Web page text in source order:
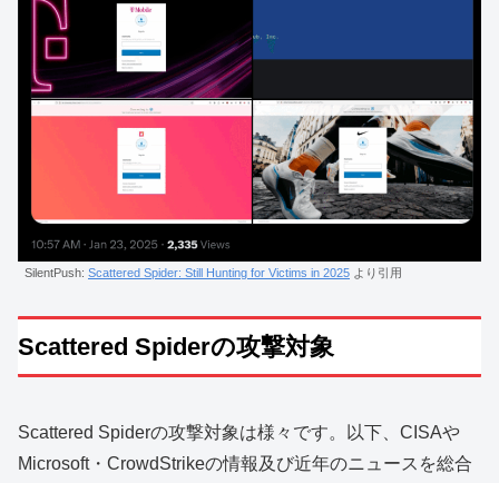
SilentPush: Scattered Spider: Still Hunting for Victims in 2025 より引用
Scattered Spiderの攻撃対象
Scattered Spiderの攻撃対象は様々です。以下、CISAや
Microsoft・CrowdStrikeの情報及び近年のニュースを総合